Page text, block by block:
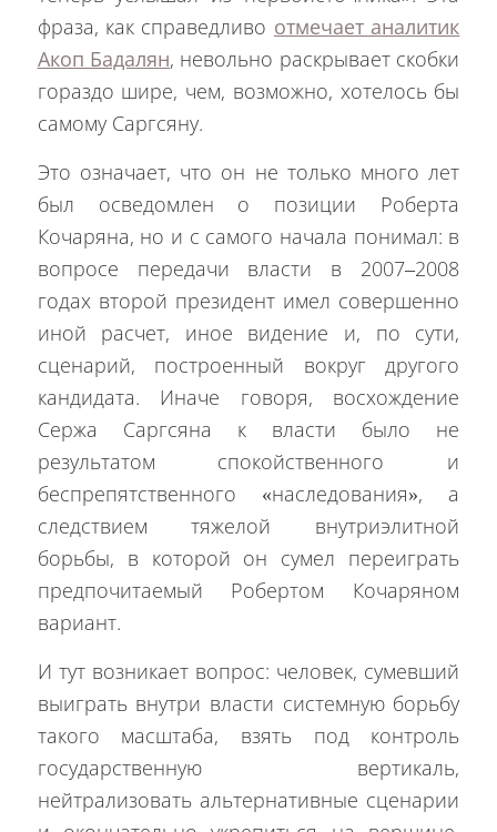
фраза, как справедливо отмечает аналитик
Акоп Бадалян, невольно раскрывает скобки
гораздо шире, чем, возможно, хотелось бы
самому Саргсяну.
Это означает, что он не только много лет
был осведомлен о позиции Роберта
Кочаряна, но и с самого начала понимал: в
вопросе передачи власти в 2007–2008
годах второй президент имел совершенно
иной расчет, иное видение и, по сути,
сценарий, построенный вокруг другого
кандидата. Иначе говоря, восхождение
Сержа Саргсяна к власти было не
результатом спокойственного и
беспрепятственного «наследования», а
следствием тяжелой внутриэлитной
борьбы, в которой он сумел переиграть
предпочитаемый Робертом Кочаряном
вариант.
И тут возникает вопрос: человек, сумевший
выиграть внутри власти системную борьбу
такого масштаба, взять под контроль
государственную вертикаль,
нейтрализовать альтернативные сценарии